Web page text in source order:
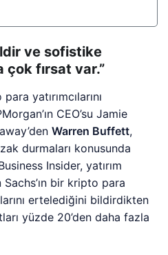
ve sofistike
çok fırsat var.”
yatırımcılarını
CEO’su Jamie
Warren Buffett,
durmaları konusunda
Insider, yatırım
Sachs’ın bir kripto para
ertelediğini bildirdikten
yüzde 20’den daha fazla